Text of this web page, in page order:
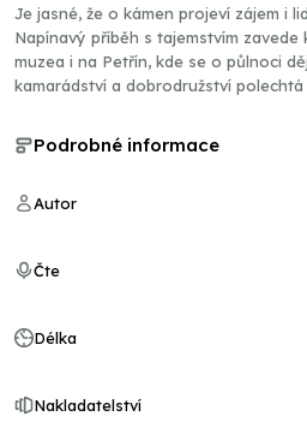
Je jasné, že o kámen projeví zájem i
Napínavý příběh s tajemstvím
muzea i na Petřín, kde se o půlnoci
kamarádství a dobrodružství
Podrobné informace
Autor
Čte
Délka
Nakladatelství